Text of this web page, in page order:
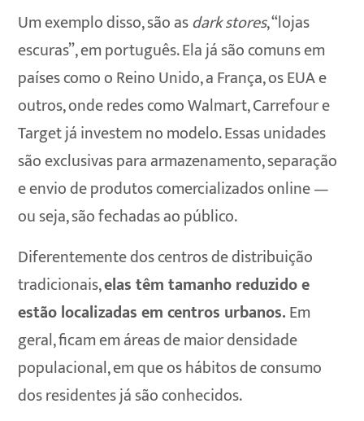
Um exemplo disso, são asdark stores, “lojas
escuras”, em português. Ela já são comuns em
países como o Reino Unido, a França, os EUA e
outros, onde redes como Walmart, Carrefour e
Target já investem no modelo. Essas unidades
são exclusivas para armazenamento, separação
e envio de produtos comercializados online —
ou seja, são fechadas ao público.
Diferentemente dos centros de distribuição
tradicionais,elas têm tamanho reduzido e
estão localizadas em centros urbanos.Em
geral, ficam em áreas de maior densidade
populacional, em que os hábitos de consumo
dos residentes já são conhecidos.